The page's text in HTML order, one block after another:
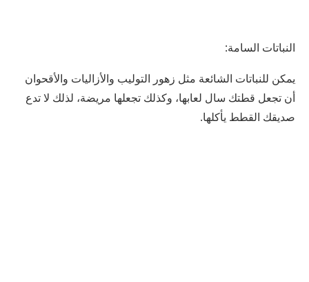
النباتات السامة:
يمكن للنباتات الشائعة مثل زهور التوليب والأزاليات والأقحوان
أن تجعل قطتك سال لعابها، وكذلك تجعلها مريضة، لذلك لا تدع
صديقك القطط يأكلها.